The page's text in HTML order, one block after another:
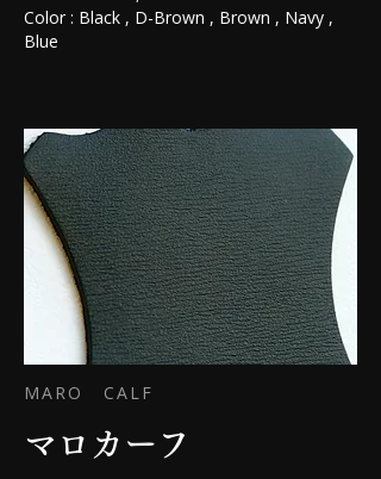
Color : Black , D-Brown , Brown , Navy ,
Blue
MARO CALF
マロカーフ